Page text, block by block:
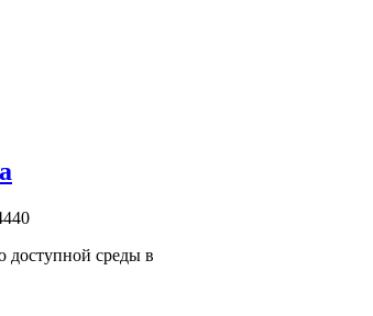
доступной среды в